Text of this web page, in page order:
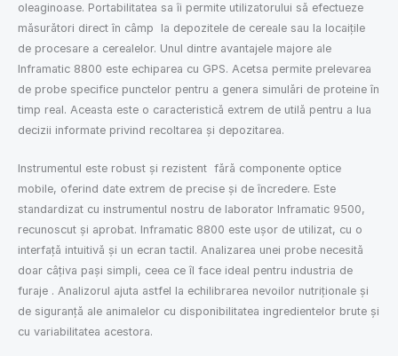
oleaginoase. Portabilitatea sa îi permite utilizatorului să efectueze
măsurători direct în câmp la depozitele de cereale sau la locaițile
de procesare a cerealelor. Unul dintre avantajele majore ale
Inframatic 8800 este echiparea cu GPS. Acetsa permite prelevarea
de probe specifice punctelor pentru a genera simulări de proteine în
timp real. Aceasta este o caracteristică extrem de utilă pentru a lua
decizii informate privind recoltarea și depozitarea.
Instrumentul este robust și rezistent fără componente optice
mobile, oferind date extrem de precise și de încredere. Este
standardizat cu instrumentul nostru de laborator Inframatic 9500,
recunoscut și aprobat. Inframatic 8800 este ușor de utilizat, cu o
interfață intuitivă și un ecran tactil. Analizarea unei probe necesită
doar câțiva pași simpli, ceea ce îl face ideal pentru industria de
furaje . Analizorul ajuta astfel la echilibrarea nevoilor nutriționale și
de siguranță ale animalelor cu disponibilitatea ingredientelor brute și
cu variabilitatea acestora.